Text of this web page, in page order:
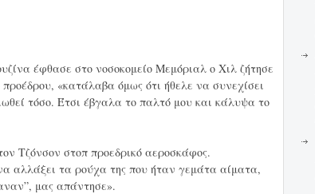
έφθασε στο νοσοκομείο Μεμόριαλ ο Χιλ ζήτησε
«κατάλαβα όμως ότι ήθελε να συνεχίσει
τόσο. Έτσι έβγαλα το παλτό μου και κάλυψα το
Τζόνσον στοπ προεδρικό αεροσκάφος.
αλλάξει τα ρούχα της που ήταν γεμάτα αίματα,
μας απάντησε».